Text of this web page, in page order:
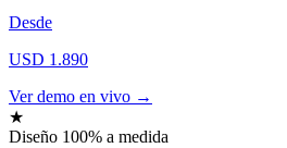
Desde
USD 1.890
Ver demo en vivo →
★
Diseño 100% a medida